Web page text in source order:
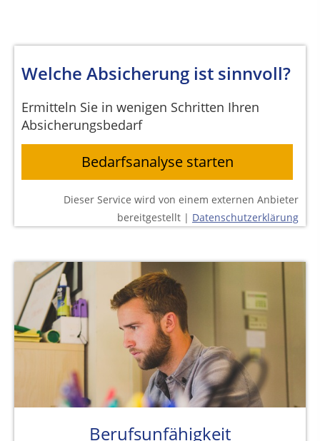
Welche Absicherung ist sinnvoll?
Ermitteln Sie in wenigen Schritten Ihren
Absicherungsbedarf
Bedarfsanalyse starten
Dieser Service wird von einem externen Anbieter
bereitgestellt | Datenschutzerklärung
Berufsunfähigkeit